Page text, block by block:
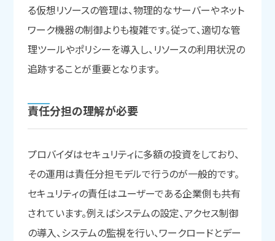
る仮想リソースの管理は、物理的なサーバーやネット
ワーク機器の制御よりも複雑です。従って、適切な管
理ツールやポリシーを導入し、リソースの利用状況の
追跡することが重要となります。
責任分担の理解が必要
プロバイダはセキュリティに多額の投資をしており、
その運用は責任分担モデルで行うのが一般的です。
セキュリティの責任はユーザーである企業側も共有
されています。例えばシステムの設定、アクセス制御
の導入、システムの監視を行い、ワークロードとデー